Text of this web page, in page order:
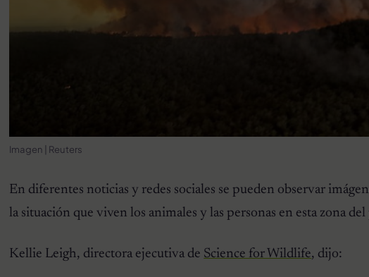
Imagen | Reuters
En diferentes noticias y redes sociales se pueden observar
la situación que viven los animales y las personas en esta zona del
Kellie Leigh, directora ejecutiva de Science for Wildlife, dijo: